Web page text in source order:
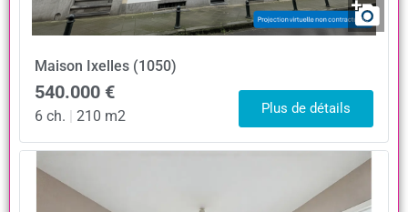
Maison Ixelles (1050)
540.000 €
6 ch. | 210 m2 Plus de détails